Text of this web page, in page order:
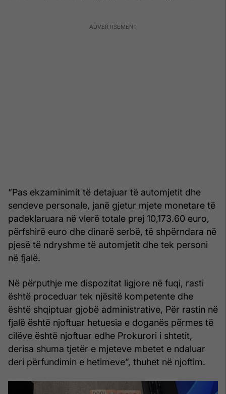
“Pas ekzaminimit të detajuar të automjetit dhe
sendeve personale, janë gjetur mjete monetare të
padeklaruara në vlerë totale prej 10,173.60 euro,
përfshirë euro dhe dinarë serbë, të shpërndara në
pjesë të ndryshme të automjetit dhe tek personi
në fjalë.
Në përputhje me dispozitat ligjore në fuqi, rasti
është proceduar tek njësitë kompetente dhe
është shqiptuar gjobë administrative, Për rastin në
fjalë është njoftuar hetuesia e doganës përmes të
cilëve është njoftuar edhe Prokurori i shtetit,
derisa shuma tjetër e mjeteve mbetet e ndaluar
deri përfundimin e hetimeve”, thuhet në njoftim.